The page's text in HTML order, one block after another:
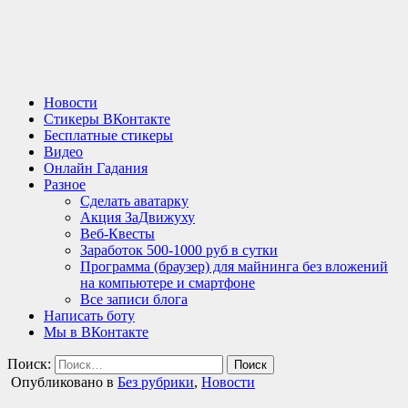
Новости
Стикеры ВКонтакте
Бесплатные стикеры
Видео
Онлайн Гадания
Разное
Сделать аватарку
Акция ЗаДвижуху
Веб-Квесты
Заработок 500-1000 руб в сутки
Программа (браузер) для майнинга без вложений
на компьютере и смартфоне
Все записи блога
Написать боту
Мы в ВКонтакте
Поиск:
Опубликовано в Без рубрики, Новости